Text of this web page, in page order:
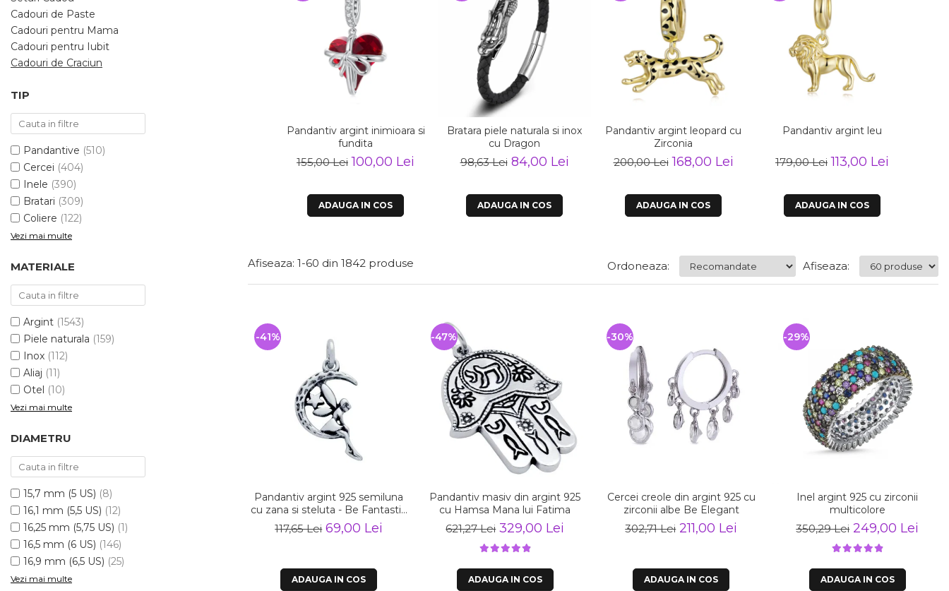
semipretioase
Bijuterii argint placat cu aur
Bijuterii argint cu diverse
Bijuterii argint cu murano
Bijuterii de Lux
Bijuterii gotice si rock
Bijuterii Handmade
Bijuterii tungsten
Accesorii Piele
Cadouri
Solutii si lavete de curatare
bijuterii argint
Cadouri de Paste
Cadouri pentru Mama
Cadouri pentru Iubit
Cadouri de Craciun
TIP
Pandantive (510)
Cercei (404)
Inele (390)
Bratari (309)
Coliere (122)
Vezi mai multe
MATERIALE
Argint (1543)
Piele naturala (159)
Inox (112)
Aliaj (11)
Otel (10)
Vezi mai multe
DIAMETRU
15,7 mm (5 US) (8)
16,1 mm (5,5 US) (12)
16,25 mm (5,75 US) (1)
16,5 mm (6 US) (146)
16,9 mm (6,5 US) (25)
Vezi mai multe
Pandantiv argint inimioara si
fundita
155,00 Lei 100,00 Lei
ADAUGA IN COS
Bratara piele naturala si inox
cu Dragon
98,63 Lei 84,00 Lei
ADAUGA IN COS
Pandantiv argint leopard cu
Zirconia
200,00 Lei 168,00 Lei
ADAUGA IN COS
Pandantiv argint leu
179,00 Lei 113,00 Lei
ADAUGA IN COS
Afiseaza: 1-60 din 1842 produse Afiseaza:
Ordoneaza:
Pandantiv argint 925 semiluna
cu zana si steluta - Be Fantastic
PSX0560
117,65 Lei 69,00 Lei
-41%
ADAUGA IN COS
Pandantiv masiv din argint 925
cu Hamsa Mana lui Fatima
621,27 Lei 329,00 Lei
-47%
ADAUGA IN COS
Cercei creole din argint 925 cu
zirconii albe Be Elegant
302,71 Lei 211,00 Lei
-30%
ADAUGA IN COS
Inel argint 925 cu zirconii
multicolore
350,29 Lei 249,00 Lei
-29%
ADAUGA IN COS